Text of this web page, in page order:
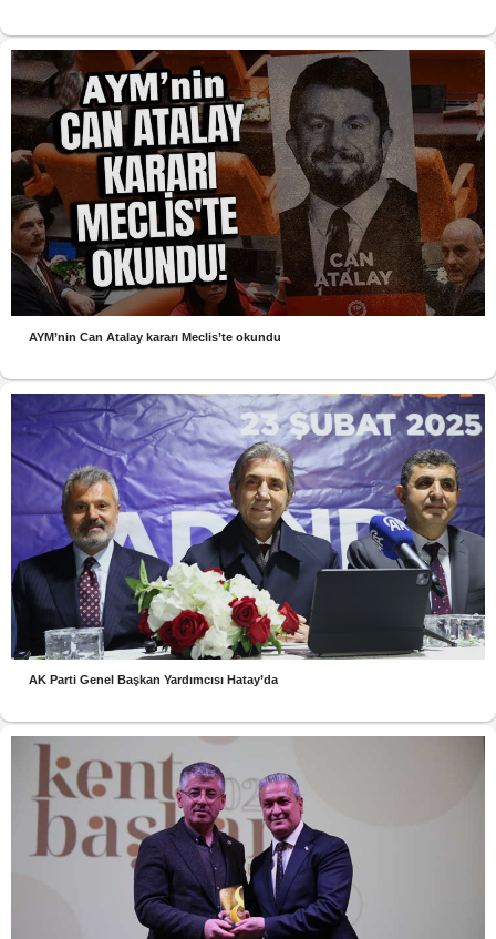
AYM’nin Can Atalay kararı Meclis’te okundu
AK Parti Genel Başkan Yardımcısı Hatay’da